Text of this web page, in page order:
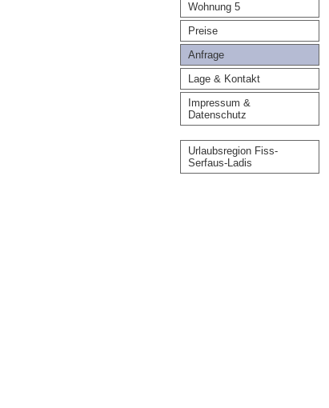
Wohnung 5
Preise
Anfrage
Lage & Kontakt
Impressum &
Datenschutz
Urlaubsregion Fiss-
Serfaus-Ladis